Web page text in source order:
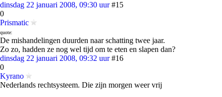
dinsdag 22 januari 2008, 09:30 uur #15
0
Prismatic
quote:
De mishandelingen duurden naar schatting twee jaar.
Zo zo, hadden ze nog wel tijd om te eten en slapen dan?
dinsdag 22 januari 2008, 09:32 uur #16
0
Kyrano
Nederlands rechtsysteem. Die zijn morgen weer vrij